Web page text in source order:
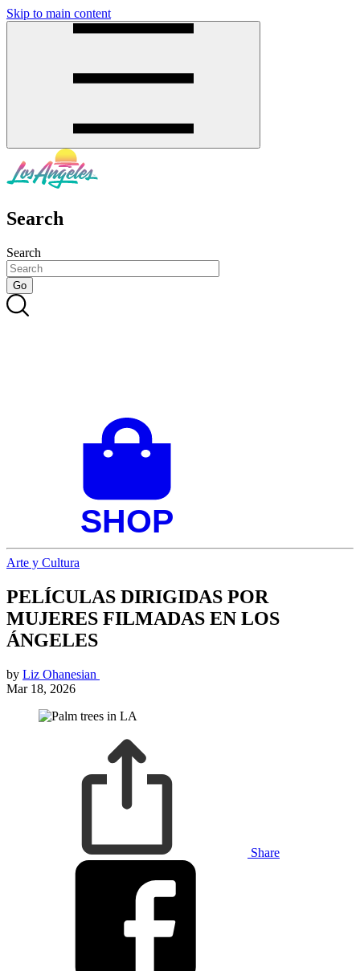
Skip to main content
Search
Search
Arte y Cultura
PELÍCULAS DIRIGIDAS POR
MUJERES FILMADAS EN LOS
ÁNGELES
by Liz Ohanesian
Mar 18, 2026
Share